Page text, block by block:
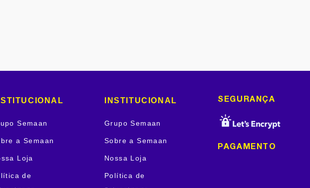
Semaan
a Semaan
Loja
de
INSTITUCIONAL
Grupo Semaan
Sobre a Semaan
Nossa Loja
Política de
SEGURANÇA
PAGAMENTO